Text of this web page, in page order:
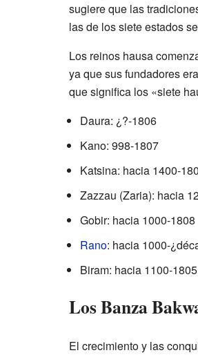
sugiere que las
las de los siete estados
Los reinos hausa
ya que sus fundadores
que significa los «siete
Daura: ¿?-1806
Kano: 998-1807
Katsina: hacia 1400-
Zazzau (Zaria): hacia
Gobir: hacia 1000-1808
Rano: hacia 1000-
Biram: hacia 1100-1805
Los Banza
El crecimiento y las